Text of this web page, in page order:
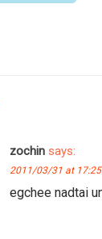
zochin says:
2011/03/31 at 17:25
egchee nadtai